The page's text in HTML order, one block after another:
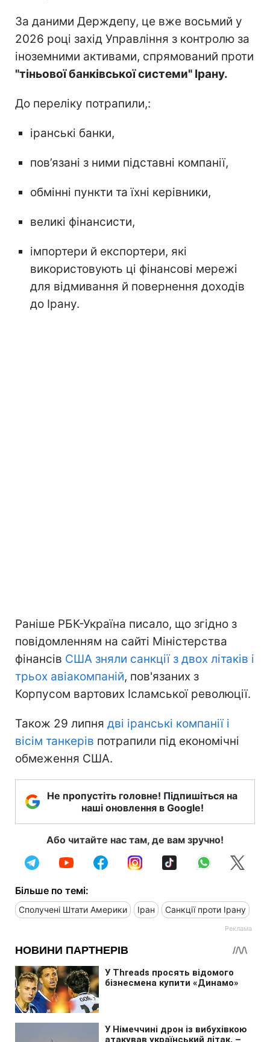
За даними Держдепу, це вже восьмий у
2026 році захід Управління з контролю за
іноземними активами, спрямований проти
"тіньової банківської системи" Ірану.
До переліку потрапили,:
іранські банки,
пов’язані з ними підставні компанії,
обмінні пункти та їхні керівники,
великі фінансисти,
імпортери й експортери, які
використовують ці фінансові мережі
для відмивання й повернення доходів
до Ірану.
Раніше РБК-Україна писало, що згідно з
повідомленням на сайті Міністерства
фінансів США зняли санкції з двох літаків і
трьох авіакомпаній, пов'язаних з
Корпусом вартових Ісламської революції.
Також 29 липня дві іранські компанії і
вісім танкерів потрапили під економічні
обмеження США.
Не пропустіть головне! Підпишіться на
наші оновлення в Google!
Або читайте нас там, де вам зручно!
Більше по темі:
Сполучені Штати Америки Іран Санкції проти Ірану